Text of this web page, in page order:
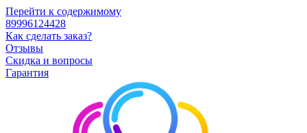
Перейти к содержимому
89996124428
Как сделать заказ?
Отзывы
Скидка и вопросы
Гарантия